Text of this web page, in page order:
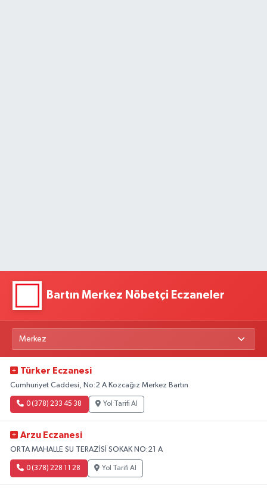
Bartın Merkez Nöbetçi Eczaneler
Türker Eczanesi
Cumhuriyet Caddesi, No:2 A Kozcağız Merkez Bartın
0 (378) 233 45 38 Yol Tarifi Al
Arzu Eczanesi
ORTA MAHALLE SU TERAZİSİ SOKAK NO:21 A
0 (378) 228 11 28 Yol Tarifi Al